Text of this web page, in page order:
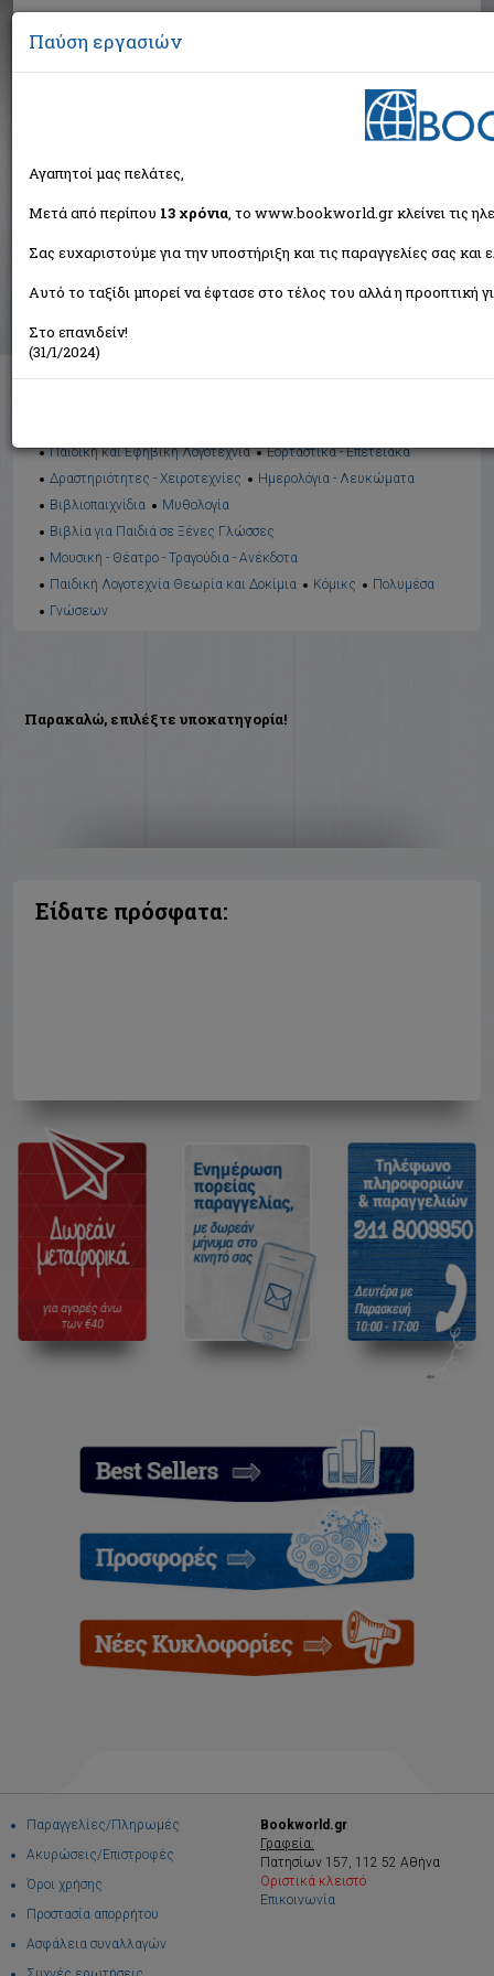
Βιβλία στην κατηγορία
Παιδικά - Εφηβικά
Παιδική και Εφηβική Λογοτεχνία
Εορταστικά - Επετειακά
Δραστηριότητες - Χειροτεχνίες
Ημερολόγια - Λευκώματα
Βιβλιοπαιχνίδια
Μυθολογία
Βιβλία για Παιδιά σε Ξένες Γλώσσες
Μουσική - Θέατρο - Τραγούδια - Ανέκδοτα
Παιδική Λογοτεχνία Θεωρία και Δοκίμια
Κόμικς
Πολυμέσα
Γνώσεων
Παρακαλώ, επιλέξτε υποκατηγορία!
Είδατε πρόσφατα:
Παραγγελίες/Πληρωμές
Ακυρώσεις/Επιστροφές
Όροι χρήσης
Προστασία απορρήτου
Ασφάλεια συναλλαγών
Bookworld.gr
Γραφεία:
Πατησίων 157, 112 52 Αθήνα
Οριστικά κλειστό
Επικοινωνία
Παύση εργασιών
Αγαπητοί μας πελάτες,
Μετά από περίπου 13 χρόνια, το www.bookworld.gr κλείνει τις
Σας ευχαριστούμε για την υποστήριξη και τις παραγγελίες σας
Αυτό το ταξίδι μπορεί να έφτασε στο τέλος του αλλά η προοπτική
Στο επανιδείν!
(31/1/2024)